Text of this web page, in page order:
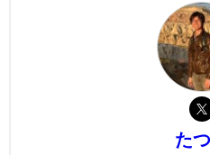
た